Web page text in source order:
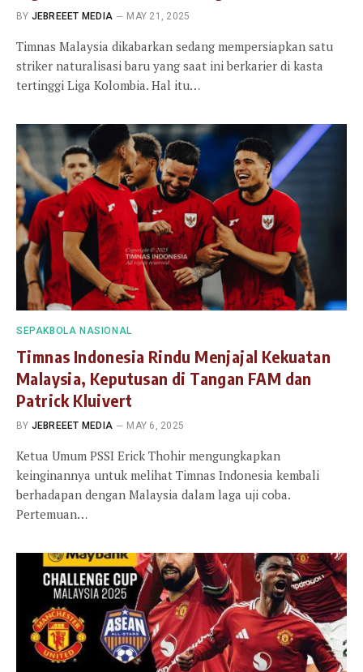
BY JEBREEET MEDIA MAY 21, 2025
Timnas Malaysia dikabarkan sedang mempersiapkan satu
striker naturalisasi baru yang saat ini berkarier di kasta
tertinggi Liga Kolombia. Hal itu…
SEPAKBOLA NASIONAL
Timnas Indonesia Rindu Menjajal Kekuatan
Malaysia, Keputusan di Tangan FAM dan
Patrick Kluivert
BY JEBREEET MEDIA MAY 6, 2025
Ketua Umum PSSI Erick Thohir mengungkapkan
keinginannya untuk melihat Timnas Indonesia kembali
berhadapan dengan Malaysia dalam laga uji coba.
Pertemuan…